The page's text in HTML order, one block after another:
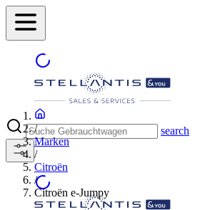
search
/
Marken
/
Citroën
/
Citroën e-Jumpy